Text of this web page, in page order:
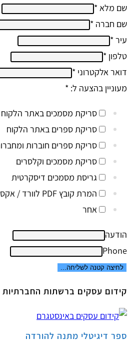
שם מלא*
שם חברה *
עיר*
טלפון *
דואר אלקטרוני *
מעוניין בהצעה ל: *
סריקת מסמכים באתר הלקוח
סריקת ספרים באתר הלקוח
סריקת ספרים חוברות
סריקת מסמכים וקלסרים
גריסת מסמכים דיסקרטית
המרת קובץ PDF לוורד / אקסל
אחר
הודעה
Phone
לחיצה קטנה לשליחה...
קידום עסקים ברשתות החברתיות
ספר דיגיטלי מתנה להורדה